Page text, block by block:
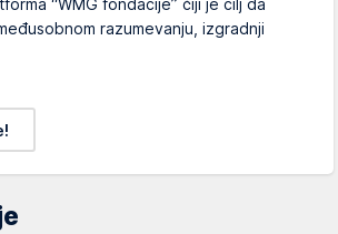
“WMG fondacije” čiji je cilj da
razumevanju, izgradnji